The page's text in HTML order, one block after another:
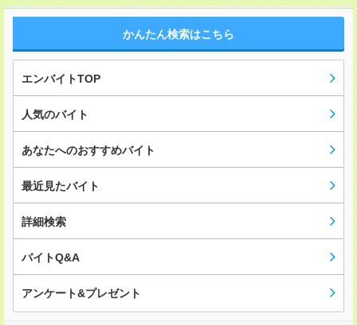
かんたん検索はこちら
エンバイトTOP
人気のバイト
あなたへのおすすめバイト
最近見たバイト
詳細検索
バイトQ&A
アンケート&プレゼント